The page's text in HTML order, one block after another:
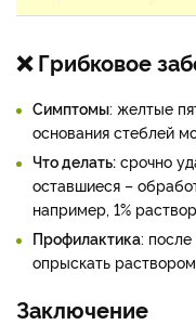
❌ Грибковое
Симптомы: желтые
основания стеблей
Что делать: срочно
оставшиеся –
например, 1%
Профилактика:
опрыскать
Заключение